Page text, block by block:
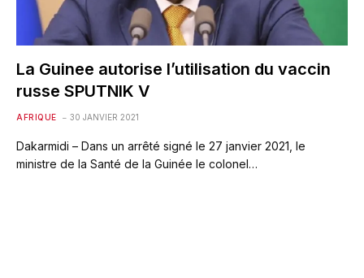
La Guinee autorise l’utilisation du vaccin
russe SPUTNIK V
AFRIQUE 30 JANVIER 2021
Dakarmidi – Dans un arrêté signé le 27 janvier 2021, le
ministre de la Santé de la Guinée le colonel…